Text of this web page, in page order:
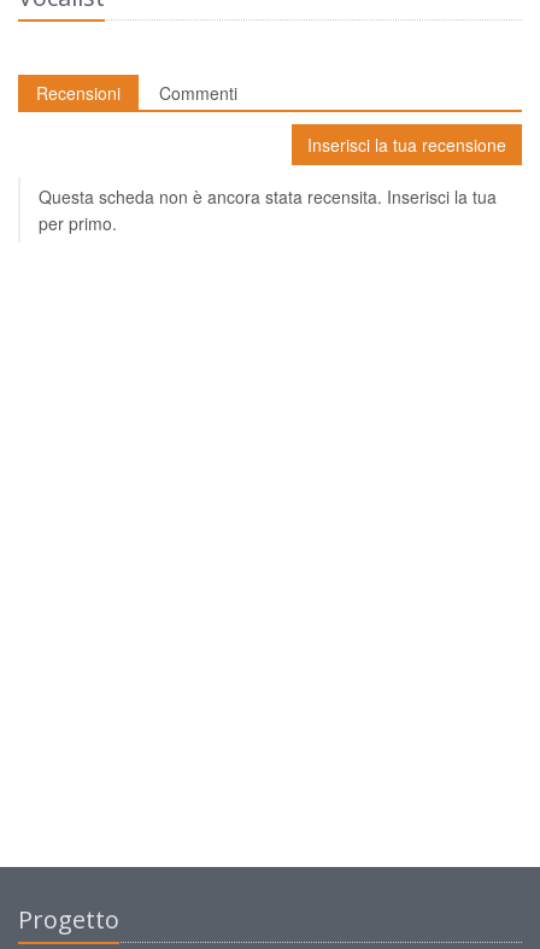
Recensioni Commenti
Inserisci la tua recensione
Questa scheda non è ancora stata recensita. Inserisci la tua
per primo.
Progetto